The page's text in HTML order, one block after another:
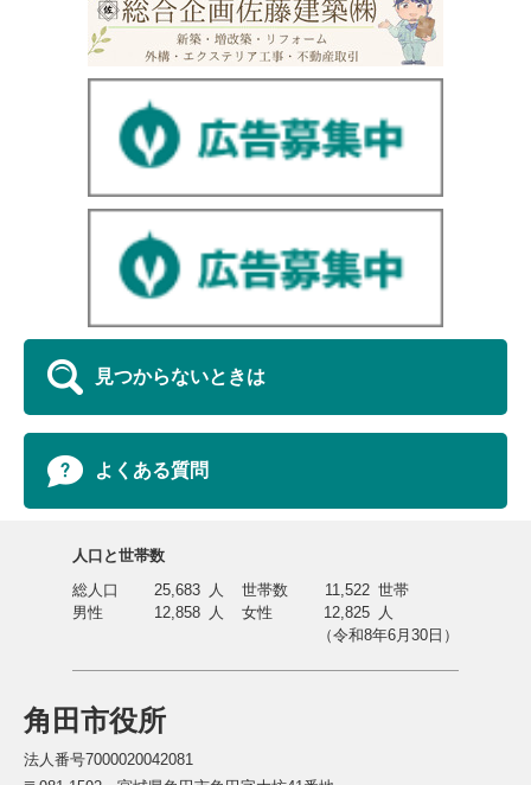
見つからないときは
よくある質問
角田市役所
法人番号7000020042081
人口と世帯数
総人口
25,683 人 世帯数 11,522 世帯
男性
12,858 人 女性 12,825 人
（令和8年6月30日）